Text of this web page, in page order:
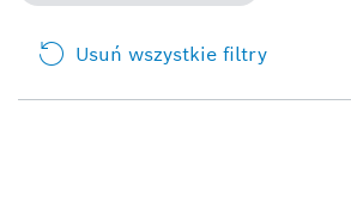
Usuń wszystkie filtry